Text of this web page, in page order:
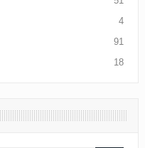
4
91
18